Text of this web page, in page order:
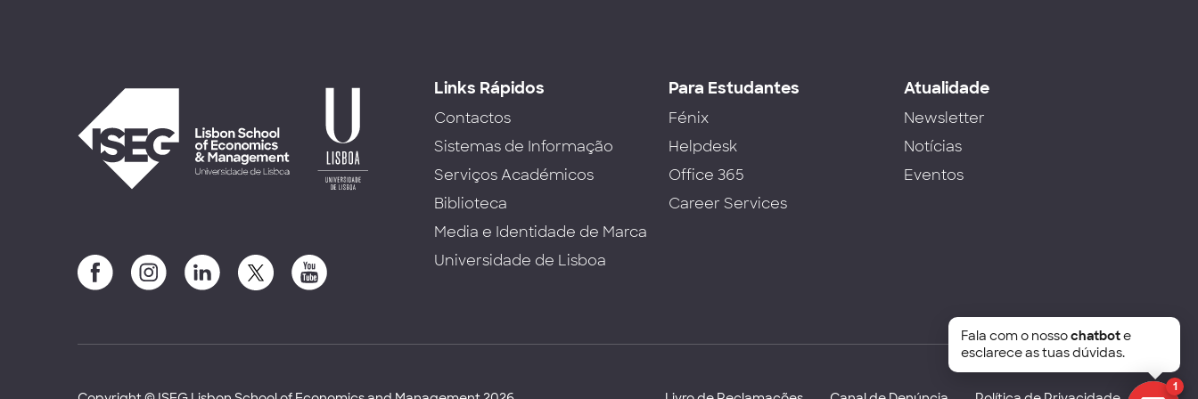
Links Rápidos
Contactos
Sistemas de Informação
Serviços Académicos
Biblioteca
Media e Identidade de Marca
Universidade de Lisboa
Para Estudantes
Fénix
Helpdesk
Office 365
Career Services
Atualidade
Newsletter
Notícias
Eventos
1
Fala com o nossochatbote
esclarece as tuas dúvidas.